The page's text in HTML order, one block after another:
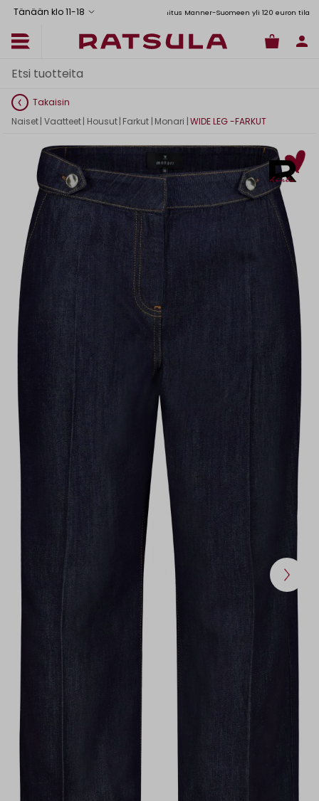
Tänään klo 11-18
Toimituskulut alk. 6,90€
Ilmainen toimitus Manner-Suomeen yli 120 euron tilauksiin
Takaisin
Naiset| Vaatteet| Housut | Farkut | Monari |WIDE LEG -FARKUT